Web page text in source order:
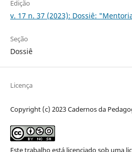
Edição
v. 17 n. 37 (2023): Dossiê:
Seção
Dossiê
Licença
Copyright (c) 2023 Cadernos da
Este trabalho está licenciado sob uma